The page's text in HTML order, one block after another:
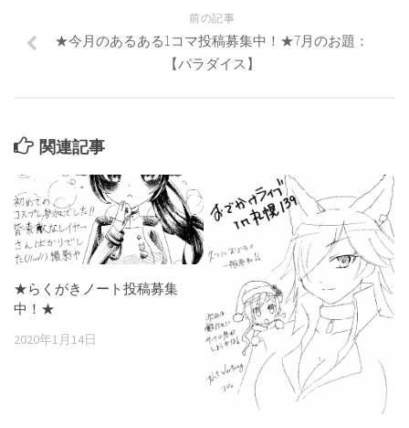
前の記事
★今月のあるある1コマ投稿募集中！★7月のお題：
【パラダイス】
関連記事
★らくがきノート投稿募集
中！★
2020年1月14日